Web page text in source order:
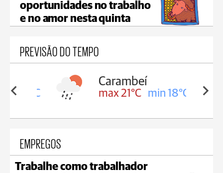
oportunidades no trabalho
e no amor nesta quinta
PREVISÃO DO TEMPO
18°C
Carambeí
max 21°C min 18°C
EMPREGOS
Trabalhe como trabalhador